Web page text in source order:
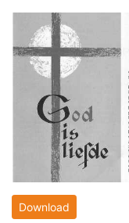
Download